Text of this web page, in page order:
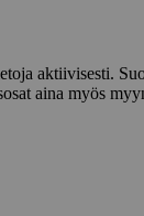
aktiivisesti.
aina myös